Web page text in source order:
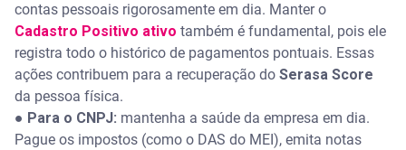
contas pessoais rigorosamente em dia. Manter o
Cadastro Positivo ativo também é fundamental, pois ele
registra todo o histórico de pagamentos pontuais. Essas
ações contribuem para a recuperação do Serasa Score
da pessoa física.
● Para o CNPJ: mantenha a saúde da empresa em dia.
Pague os impostos (como o DAS do MEI), emita notas